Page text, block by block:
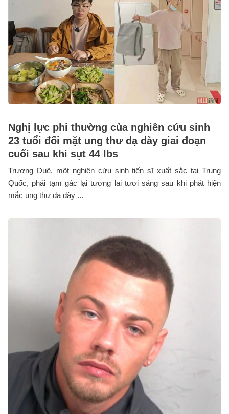
Nghị lực phi thường của nghiên cứu sinh
23 tuổi đối mặt ung thư dạ dày giai đoạn
cuối sau khi sụt 44 lbs
Trương Duệ, một nghiên cứu sinh tiến sĩ xuất sắc tại Trung
Quốc, phải tạm gác lại tương lai tươi sáng sau khi phát hiện
mắc ung thư dạ dày ...